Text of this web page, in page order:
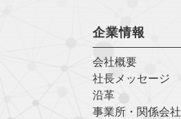
企業情報
会社概要
社長メッセージ
沿革
事業所・関係会社